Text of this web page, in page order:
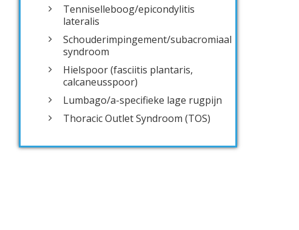
Tenniselleboog/epicondylitis
lateralis
Schouderimpingement/subacromiaal
syndroom
Hielspoor (fasciitis plantaris,
calcaneusspoor)
Lumbago/a-specifieke lage rugpijn
Thoracic Outlet Syndroom (TOS)